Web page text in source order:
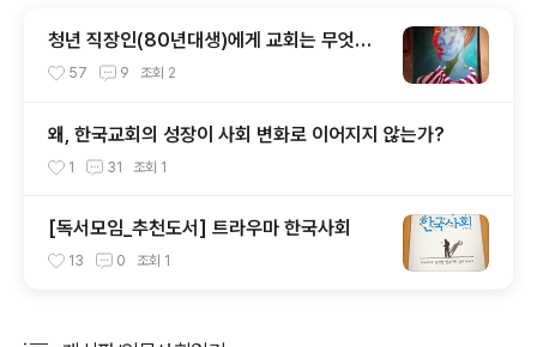
청년 직장인(80년대생)에게 교회는 무엇을
전할 것인가?
57 9 조회 2
왜, 한국교회의 성장이 사회 변화로 이어지지 않는가?
1 31 조회 1
[독서모임_추천도서] 트라우마 한국사회
13 0 조회 1